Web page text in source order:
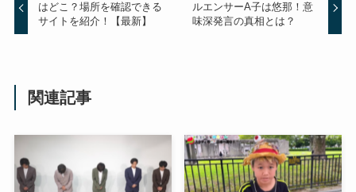
はどこ？場所を確認できる
サイトを紹介！【最新】
ルエンサーA子は悠那！意
味深発言の真相とは？
関連記事